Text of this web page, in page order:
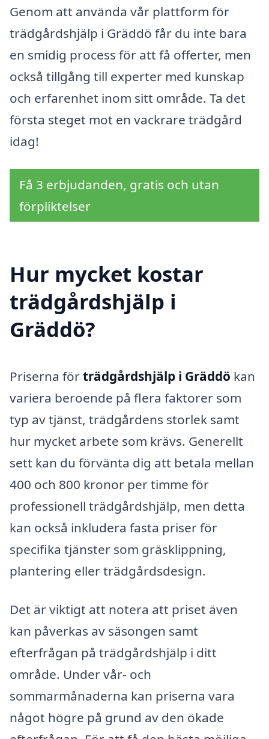
Genom att använda vår plattform för
trädgårdshjälp i Gräddö får du inte bara
en smidig process för att få offerter, men
också tillgång till experter med kunskap
och erfarenhet inom sitt område. Ta det
första steget mot en vackrare trädgård
idag!
Få 3 erbjudanden, gratis och utan
förpliktelser
Hur mycket kostar
trädgårdshjälp i
Gräddö?
Priserna förträdgårdshjälp i Gräddö kan
variera beroende på flera faktorer som
typ av tjänst, trädgårdens storlek samt
hur mycket arbete som krävs. Generellt
sett kan du förvänta dig att betala mellan
400 och 800 kronor per timme för
professionell trädgårdshjälp, men detta
kan också inkludera fasta priser för
specifika tjänster som gräsklippning,
plantering eller trädgårdsdesign.
Det är viktigt att notera att priset även
kan påverkas av säsongen samt
efterfrågan på trädgårdshjälp i ditt
område. Under vår- och
sommarmånaderna kan priserna vara
något högre på grund av den ökade